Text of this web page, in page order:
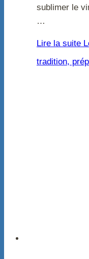
sublimer le
…
Lire la suite
tradition,